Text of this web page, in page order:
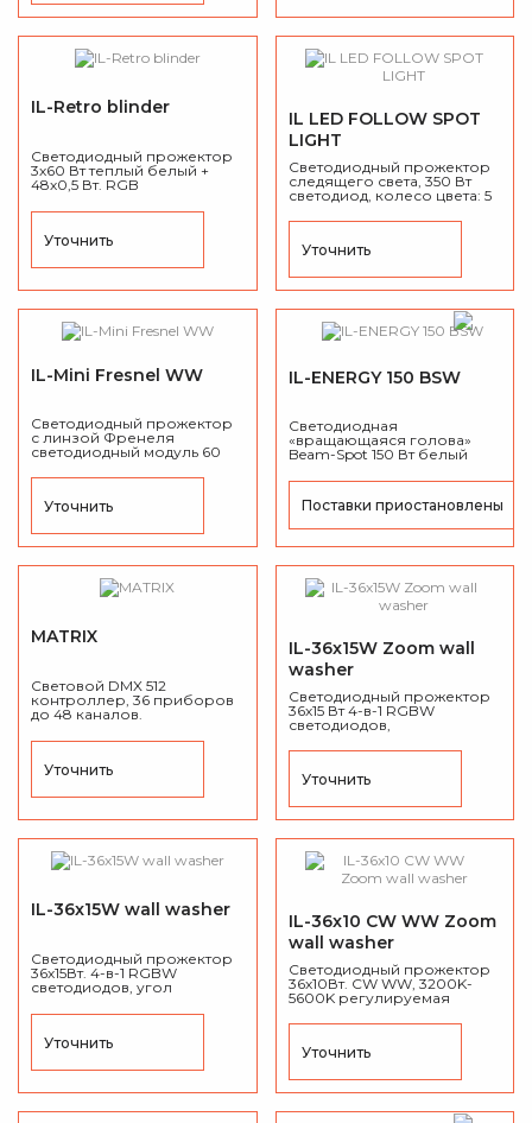
IL-Retro blinder
Светодиодный прожектор
3х60 Вттеплый белый +
48х0,5 Вт. RGB
светодиодов, цветовая
температура: 2200К.
Уточнить
IL LED FOLLOW SPOT
LIGHT
Светодиодный прожектор
следящего света, 350 Вт
светодиод, колесо цвета: 5
световой температуры:
стойка в комплекте.
Уточнить
IL-Mini Fresnel WW
Светодиодный прожектор
с линзой Френеля
светодиодный модуль 60
3200K, угол раскрытия
Уточнить
IL-ENERGY 150 BSW
Светодиодная
«вращающаяся голова»
Beam-Spot 150 Вт белый
моторизированный
линейный зум от 2° до 26°.
Поставки приостановлены
MATRIX
Световой DMX 512
контроллер, 36 приборов
до 48 каналов.
Уточнить
IL-36x15W Zoom wall
washer
Светодиодный прожектор
36х15 Вт 4-в-1 RGBW
светодиодов,
линейный зум от 7° до 58°,
Уточнить
IL-36x15W wall washer
Светодиодный прожектор
36х15Вт. 4-в-1 RGBW
светодиодов, угол
раскрытия луча: 45°,
Уточнить
IL-36x10 CW WW Zoom
wall washer
Светодиодный прожектор
36х10Вт. CW WW, 3200K-
5600K регулируемая
моторизованный
IP65.
Уточнить